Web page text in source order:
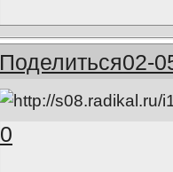
Поделиться02-
0